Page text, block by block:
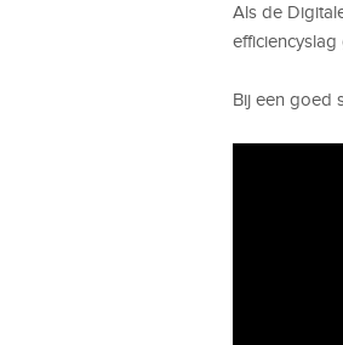
Als de
Bij een goed